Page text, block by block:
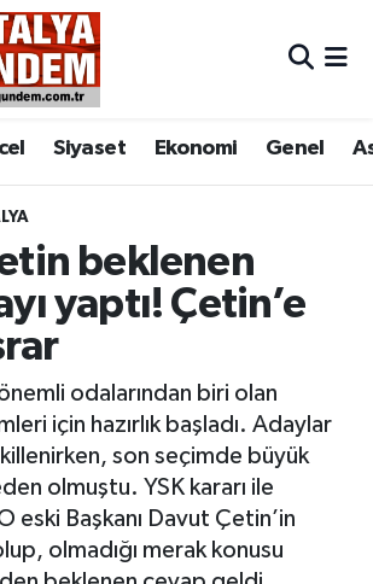
Siyaset Ekonomi Genel
beklenen
yaptı! Çetin’e
odalarından biri olan
için hazırlık başladı. Adaylar
son seçimde büyük
olmuştu. YSK kararı ile
eski Başkanı Davut Çetin’in
olmadığı merak konusu
Eczaneler
Durumu
Vakitleri
Yoğunluk Haritası
Durumu ve Fikstür
Haberleri